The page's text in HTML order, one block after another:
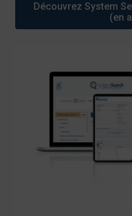
Découvrez System
(en